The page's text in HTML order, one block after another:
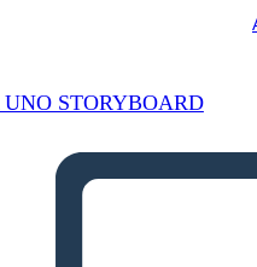
UNO STORYBOARD